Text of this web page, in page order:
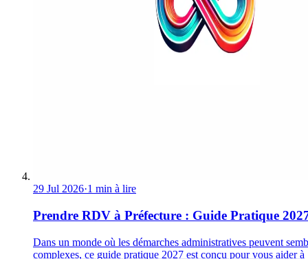
29 Jul 2026·1 min à lire
Prendre RDV à Préfecture : Guide Pratique
Dans un monde où les démarches administratives peuvent
complexes, ce guide pratique 2027 est conçu pour vous aider à